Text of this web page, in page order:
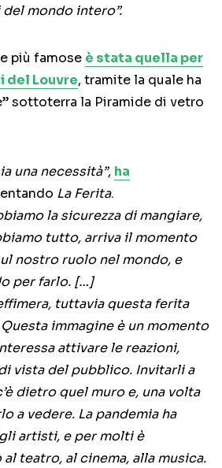
mondo intero”.
più famose è stata quella per
del Louvre, tramite la quale ha
sottoterra la Piramide di vetro
una necessità”, ha
La Ferita.
la sicurezza di mangiare,
tutto, arriva il momento
nostro ruolo nel mondo, e
per farlo. […]
tuttavia questa ferita
immagine è un momento
attivare le reazioni,
vista del pubblico. Invitarli a
dietro quel muro e, una volta
a vedere. La pandemia ha
artisti, e per molti è
teatro, al cinema, alla musica.